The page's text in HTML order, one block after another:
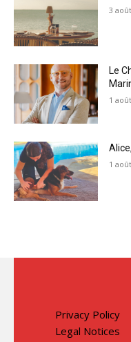
3
Le
1
1
Privacy Policy
Legal Notices